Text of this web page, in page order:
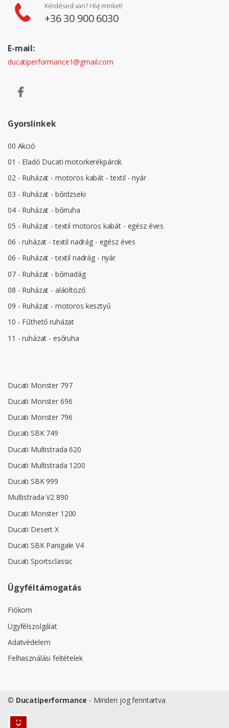
Kérdésed van? Hívj minket!
+36 30 900 6030
E-mail:
ducatiperformance1@gmail.com
Gyorslinkek
00 Akció
01 - Eladó Ducati motorkerékpárok
02 - Ruházat - motoros kabát - textil - nyár
03 - Ruházat - bőrdzseki
04 - Ruházat - bőrruha
05 - Ruházat - textil motoros kabát - egész éves
06 - ruházat - textil nadrág - egész éves
06 - Ruházat - textil nadrág - nyár
07 - Ruházat - bőrnadág
08 - Ruházat - aláöltöző
09 - Ruházat - motoros kesztyű
10 - Fűthető ruházat
11 - ruházat - esőruha
Ducati Monster 797
Ducati Monster 696
Ducati Monster 796
Ducati SBK 749
Ducati Multistrada 620
Ducati Multistrada 1200
Ducati SBK 999
Multistrada V2 890
Ducati Monster 1200
Ducati Desert X
Ducati SBK Panigale V4
Ducati Sportsclassic
Ügyféltámogatás
Fiókom
Ügyfélszolgálat
Adatvédelem
Felhasználási feltételek
© Ducatiperformance - Minden jog fenntartva